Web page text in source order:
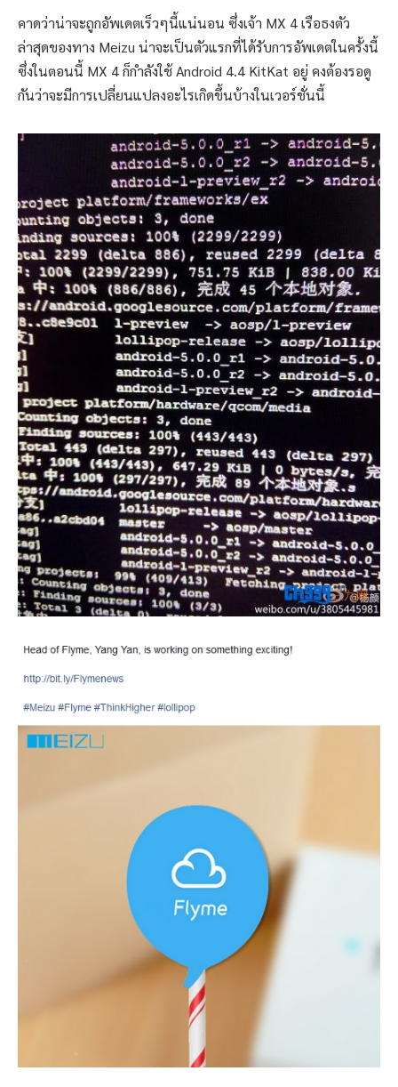
คาดว่าน่าจะถูกอัพเดตเร็วๆนี้แน่นอน ซึ่งเจ้า MX 4 เรือธงตัว
ล่าสุดของทาง Meizu น่าจะเป็นตัวแรกที่ได้รับการอัพเดตในครั้งนี้
ซึ่งในตอนนี้ MX 4 ก็กำลังใช้ Android 4.4 KitKat อยู่ คงต้องรอดู
กันว่าจะมีการเปลี่ยนแปลงอะไรเกิดขึ้นบ้างในเวอร์ชั่นนี้